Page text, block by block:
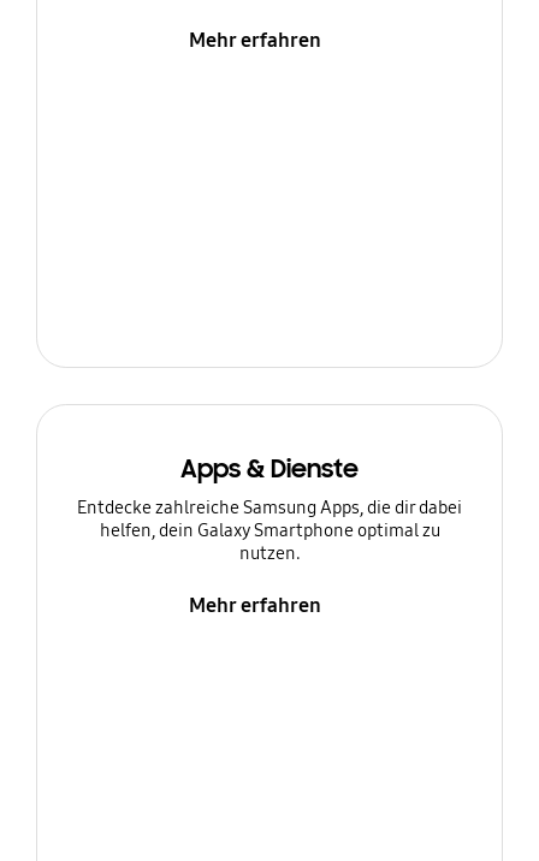
Mehr erfahren
Apps & Dienste
Entdecke zahlreiche Samsung Apps, die dir dabei
helfen, dein Galaxy Smartphone optimal zu
nutzen.
Mehr erfahren